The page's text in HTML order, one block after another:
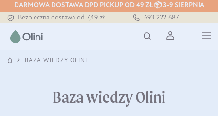
DARMOWA DOSTAWA DPD PICKUP OD 49 ZŁ 📦 3-9 SIERPNIA
Bezpieczna dostawa od 7,49 zł
Darmowa dostawa od 199 zł
693 222 687
BAZA WIEDZY OLINI
Baza wiedzy Olini